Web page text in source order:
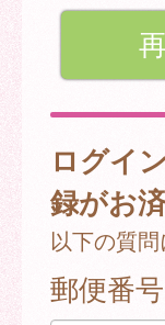
ログイ
録がお
以下の質問
郵便番